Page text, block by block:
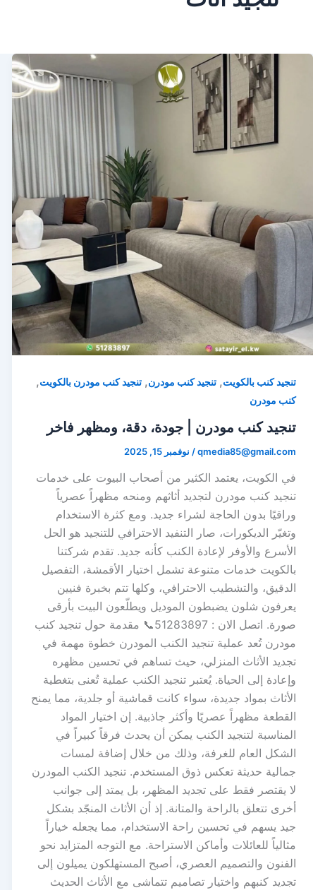
تنجيد كنب بالكويت, تنجيد كنب مودرن, تنجيد كنب مودرن بالكويت,
كنب مودرن
تنجيد كنب مودرن | جودة، دقة، ومظهر فاخر
qmedia85@gmail.com
/ نوفمبر 15, 2025
في الكويت، يعتمد الكثير من أصحاب البيوت على خدمات
تنجيد كنب مودرن لتجديد أثاثهم ومنحه مظهراً عصرياً
وراقيًا بدون الحاجة لشراء جديد. ومع كثرة الاستخدام
وتغيّر الديكورات، صار التنفيد الاحترافي للتنجيد هو الحل
الأسرع والأوفر لإعادة الكنب كأنه جديد. تقدم شركتنا
بالكويت خدمات متنوعة تشمل اختيار الأقمشة، التفصيل
الدقيق، والتشطيب الاحترافي، وكلها تتم بخبرة فنيين
يعرفون شلون يضبطون الموديل ويطلّعون البيت بأرقى
صورة. اتصل الان : 51283897📞 مقدمة حول تنجيد كنب
مودرن تُعد عملية تنجيد الكنب المودرن خطوة مهمة في
تجديد الأثاث المنزلي، حيث تساهم في تحسين مظهره
وإعادة إلى الحياة. يُعتبر تنجيد الكنب عملية تُعنى بتغطية
الأثاث بمواد جديدة، سواء كانت قماشية أو جلدية، مما يمنح
القطعة مظهراً عصريًا وأكثر جاذبية. إن اختيار المواد
المناسبة لتنجيد الكنب يمكن أن يحدث فرقاً كبيراً في
الشكل العام للغرفة، وذلك من خلال إضافة لمسات
جمالية حديثة تعكس ذوق المستخدم. تنجيد الكنب المودرن
لا يقتصر فقط على تجديد المظهر، بل يمتد إلى جوانب
أخرى تتعلق بالراحة والمتانة. إذ أن الأثاث المنجّد بشكل
جيد يسهم في تحسين راحة الاستخدام، مما يجعله خياراً
مثالياً للعائلات وأماكن الاستراحة. مع التوجه المتزايد نحو
الفنون والتصميم العصري، أصبح المستهلكون يميلون إلى
تجديد كنبهم واختيار تصاميم تتماشى مع الأثاث الحديث